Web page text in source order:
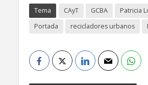
Tema CAyT GCBA
Patricia
Portada
recicladores urbanos